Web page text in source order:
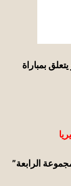
بمباراة
الرابعة”